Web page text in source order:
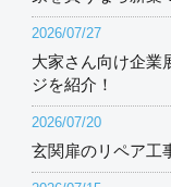
2026/07/27
大家さん向け企業
ジを紹介！
2026/07/20
玄関扉のリペア工